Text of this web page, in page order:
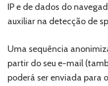
IP e de dados do
auxiliar na detecção de
Uma sequência
partir do seu e-mail
poderá ser enviada para